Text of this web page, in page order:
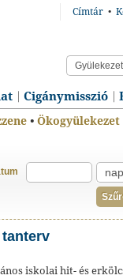
Címtár •
Cigánymisszió
• Ökogyülekezet
iskolai hit- és